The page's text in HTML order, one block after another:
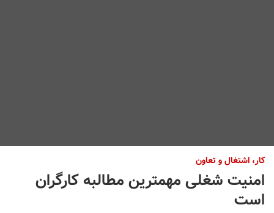
کار، اشتغال و تعاون
امنیت شغلی مهمترین مطالبه کارگران
است